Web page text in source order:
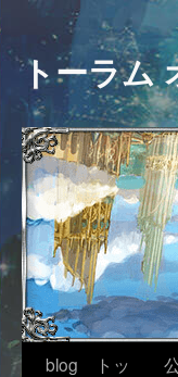
トーラム
blog トッ